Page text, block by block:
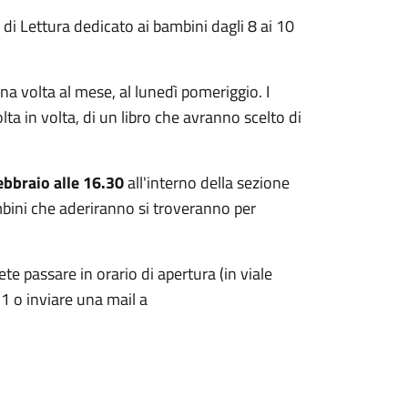
Lettura dedicato ai bambini dagli 8 ai 10
volta al mese, al lunedì pomeriggio. I
in volta, di un libro che avranno scelto di
alle 16.30all'interno della sezione
che aderiranno si troveranno per
passare in orario di apertura (in viale
o inviare una mail a